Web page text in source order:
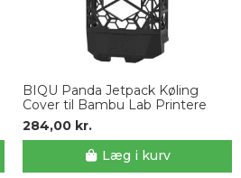
BIQU Panda Jetpack Køling
Cover til Bambu Lab Printere
284,00 kr.
Læg i kurv